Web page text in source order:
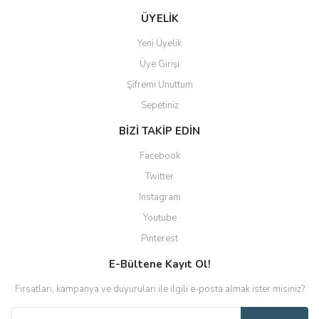
ÜYELİK
Yeni Üyelik
Üye Girişi
Şifremi Unuttum
Sepetiniz
BİZİ TAKİP EDİN
Facebook
Twitter
Instagram
Youtube
Pinterest
E-Bültene Kayıt Ol!
Fırsatları, kampanya ve duyuruları ile ilgili e-posta almak ister misiniz?